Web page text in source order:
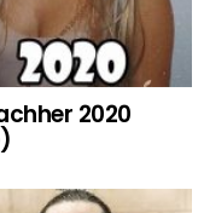
2020